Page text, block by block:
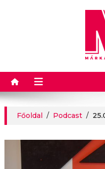
Főoldal / Podcast /